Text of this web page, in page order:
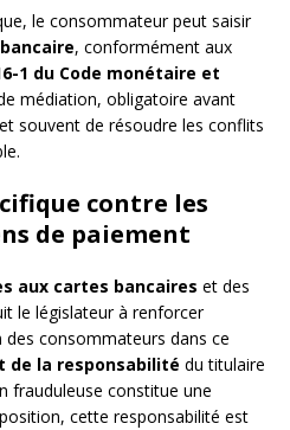
le consommateur peut saisir
, conformément aux
1 du Code monétaire et
médiation, obligatoire avant
souvent de résoudre les conflits
contre les
de paiement
aux cartes bancaires et des
le législateur à renforcer
consommateurs dans ce
de la responsabilité du titulaire
frauduleuse constitue une
cette responsabilité est